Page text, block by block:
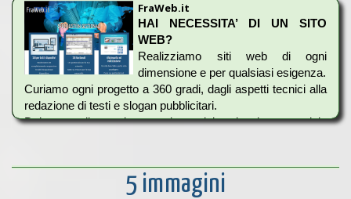
FraWeb.it
HAI NECESSITA’ DI UN SITO
WEB?
Realizziamo siti web di ogni
dimensione e per qualsiasi esigenza.
Curiamo ogni progetto a 360 gradi, dagli aspetti tecnici alla
redazione di testi e slogan pubblicitari.
Dal semplice sito vetrina del piccolo esercizio
Siti completamente responsive. Fruibili da qualsiasi
5 immagini